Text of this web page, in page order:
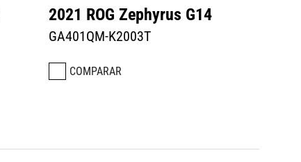
2021 ROG Zephyrus G14
GA401QM-K2003T
COMPARAR